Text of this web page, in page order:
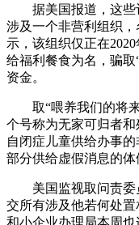
据美国报道，这些
涉及一个非营利组织
示，该组织仅正在
给福利餐食为名，骗取
资金。
取“喂养我们的将来
个号称为无家可归者
自闭症儿童供给办事
部分供给虚假消息的体
美国监视取问责委
交所有涉及他若何处
和小企业办理局本周